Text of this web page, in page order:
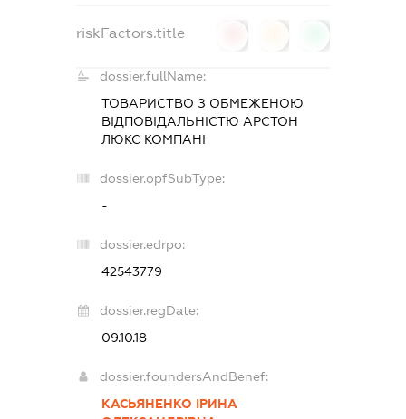
riskFactors.title
dossier.fullName:
ТОВАРИСТВО З ОБМЕЖЕНОЮ
ВІДПОВІДАЛЬНІСТЮ АРСТОН
ЛЮКС КОМПАНІ
dossier.opfSubType:
-
dossier.edrpo:
42543779
dossier.regDate:
09.10.18
dossier.foundersAndBenef:
КАСЬЯНЕНКО ІРИНА